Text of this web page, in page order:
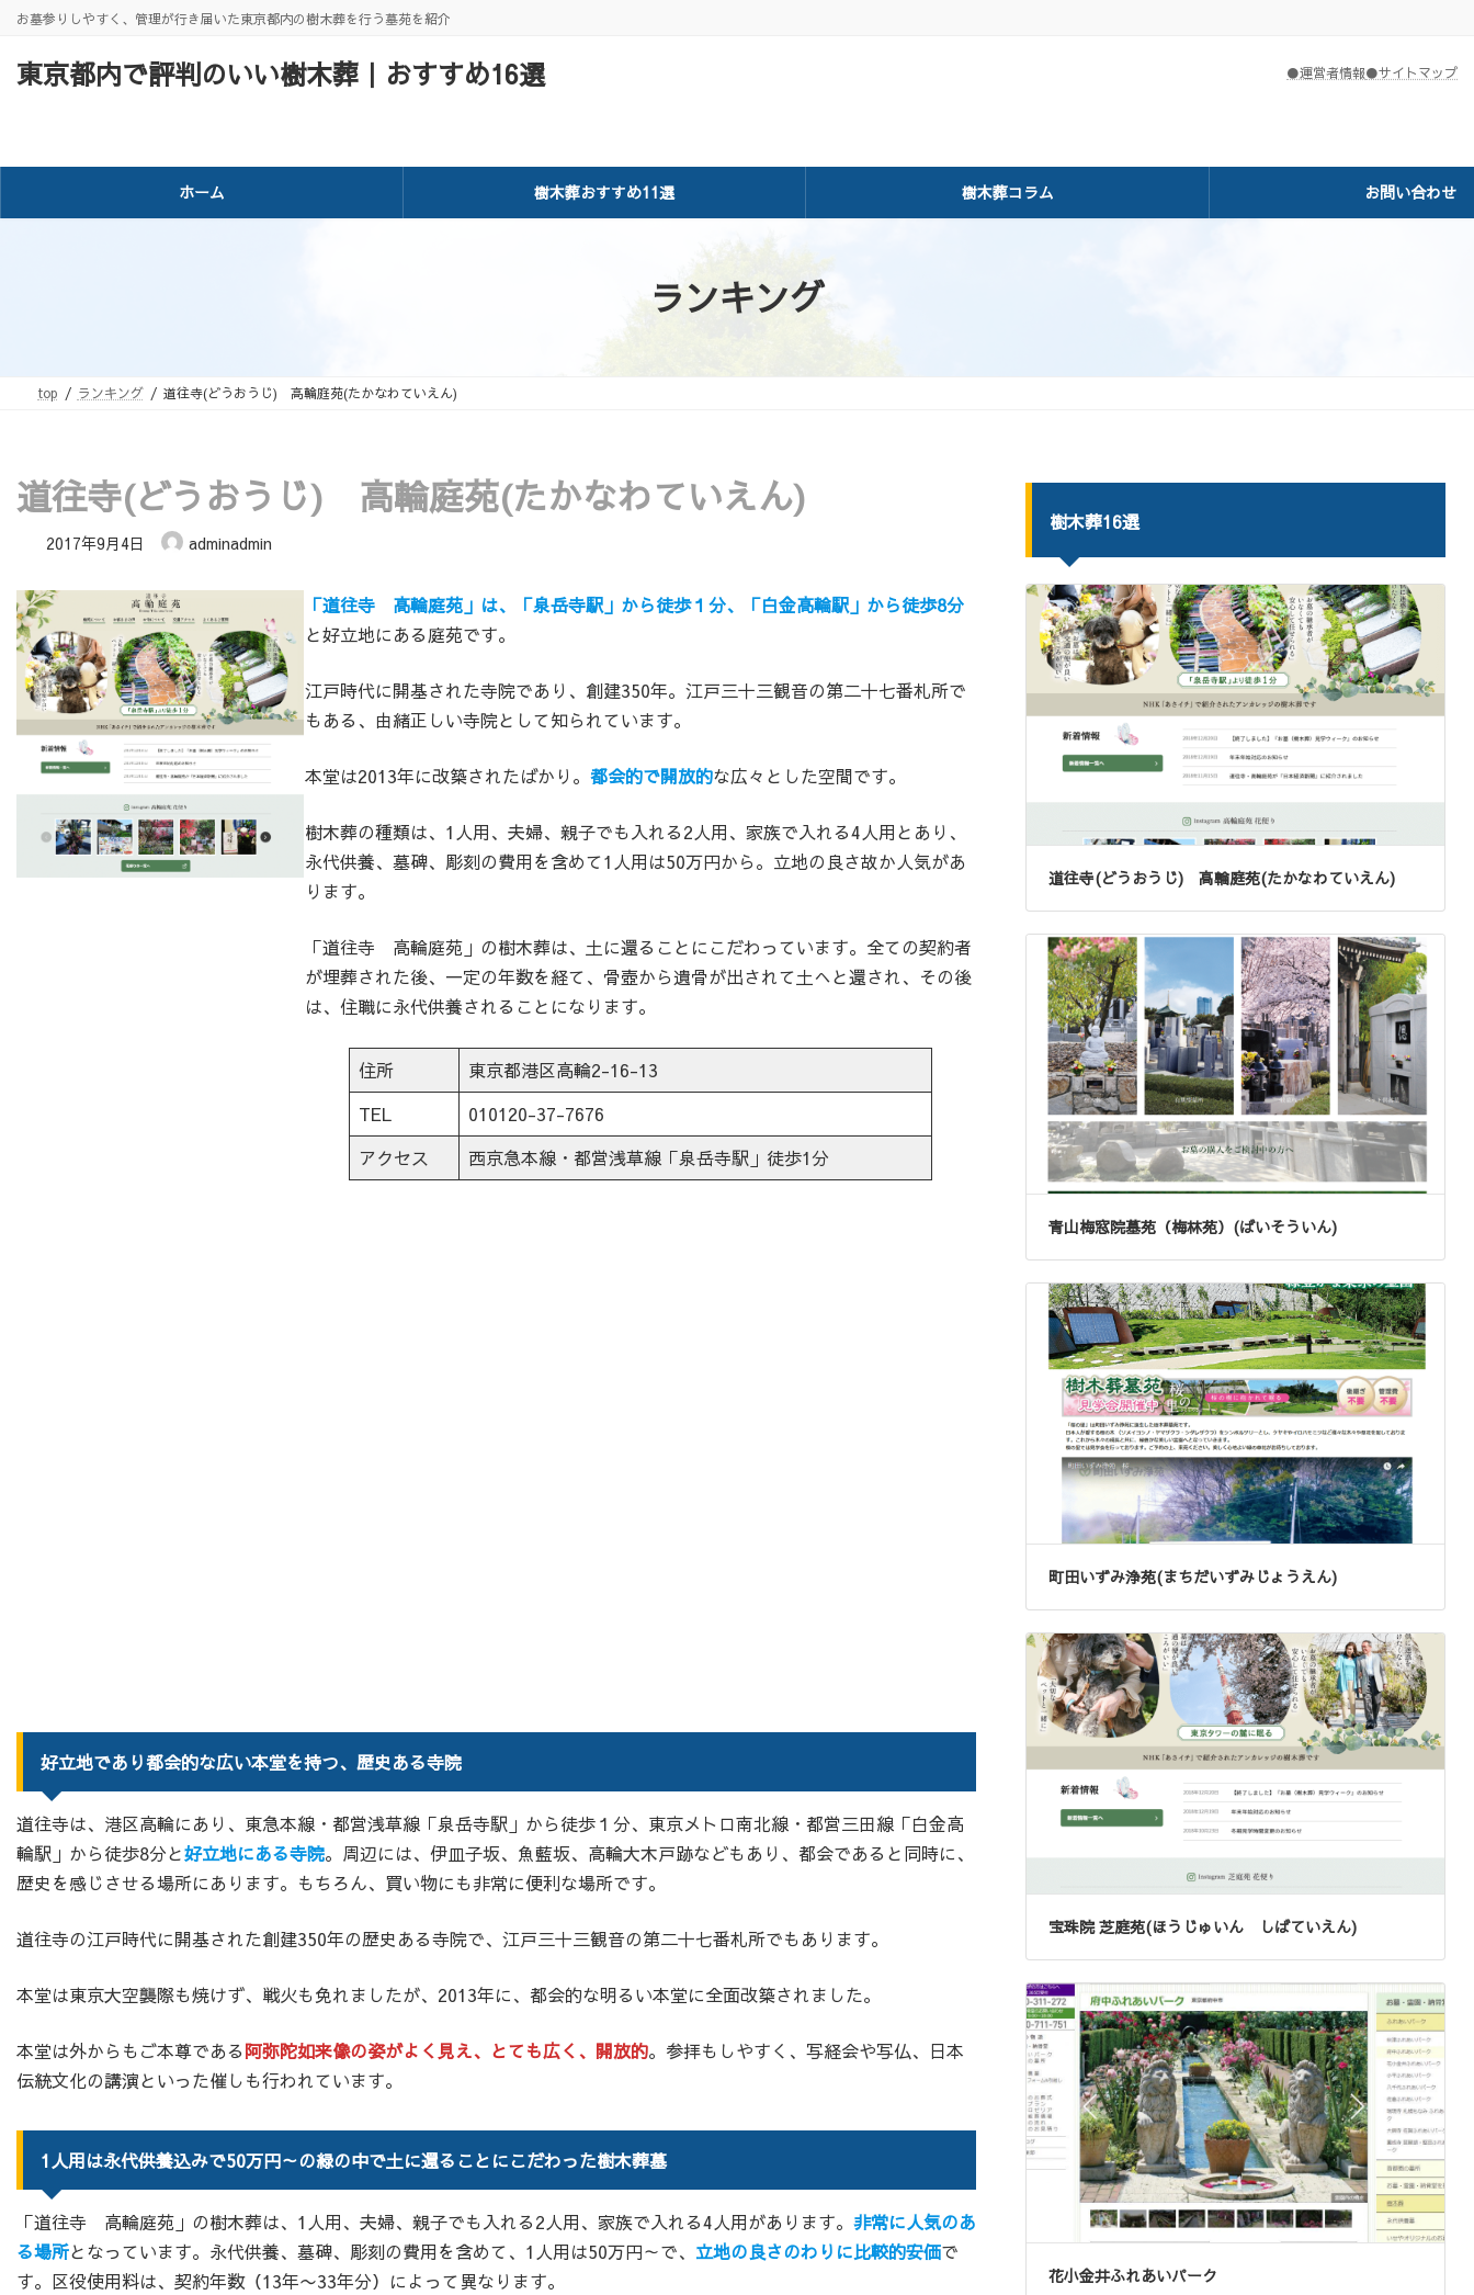
ス
ッ
ン
移
お墓参りしやすく、管理が行き届いた東京都内の樹木葬を行う墓苑を紹介
東京都内で評判のいい樹木葬｜おすすめ16選 ●運営者情報●サイトマップ
ホーム 樹木葬おすすめ11選 樹木葬コラム お問い合わせ
ランキング
top ランキング 道往寺(どうおうじ) 高輪庭苑(たかなわていえん)
道往寺(どうおうじ) 高輪庭苑(たかなわていえん)
2017年9月4日 adminadmin
「道往寺 高輪庭苑」は、「泉岳寺駅」から徒歩１分、「白金高輪駅」から徒歩8分
と好立地にある庭苑です。
江戸時代に開基された寺院であり、創建350年。江戸三十三観音の第二十七番札所で
もある、由緒正しい寺院として知られています。
本堂は2013年に改築されたばかり。 都会的で開放的な広々とした空間です。
樹木葬の種類は、1人用、夫婦、親子でも入れる2人用、家族で入れる4人用とあり、
永代供養、墓碑、彫刻の費用を含めて1人用は50万円から。立地の良さ故か人気があ
ります。
「道往寺 高輪庭苑」の樹木葬は、土に還ることにこだわっています。全ての契約者
が埋葬された後、一定の年数を経て、骨壺から遺骨が出されて土へと還され、その後
は、住職に永代供養されることになります。
住所
東京都港区高輪2-16-13
TEL
010120-37-7676
アクセス
西京急本線・都営浅草線「泉岳寺駅」徒歩1分
好立地であり都会的な広い本堂を持つ、歴史ある寺院
道往寺は、港区高輪にあり、東急本線・都営浅草線「泉岳寺駅」から徒歩１分、東京メトロ南北線・都営三田線「白金高
輪駅」から徒歩8分と好立地にある寺院。周辺には、伊皿子坂、魚藍坂、高輪大木戸跡などもあり、都会であると同時に、
歴史を感じさせる場所にあります。もちろん、買い物にも非常に便利な場所です。
道往寺の江戸時代に開基された創建350年の歴史ある寺院で、江戸三十三観音の第二十七番札所でもあります。
本堂は東京大空襲際も焼けず、戦火も免れましたが、2013年に、都会的な明るい本堂に全面改築されました。
本堂は外からもご本尊である阿弥陀如来像の姿がよく見え、とても広く、開放的。参拝もしやすく、写経会や写仏、日本
伝統文化の講演といった催しも行われています。
1人用は永代供養込みで50万円～の緑の中で土に還ることにこだわった樹木葬墓
「道往寺 高輪庭苑」の樹木葬は、1人用、夫婦、親子でも入れる2人用、家族で入れる4人用があります。 非常に人気のあ
る場所となっています。永代供養、墓碑、彫刻の費用を含めて、1人用は50万円～で、 立地の良さのわりに比較的安価で
す。区役使用料は、契約年数（13年〜33年分）によって異なります。
樹木葬16選
道往寺(どうおうじ) 高輪庭苑(たかなわていえん)
青山梅窓院墓苑（梅林苑）(ばいそういん)
町田いずみ浄苑(まちだいずみじょうえん)
宝珠院 芝庭苑(ほうじゅいん しばていえん)
花小金井ふれあいパーク